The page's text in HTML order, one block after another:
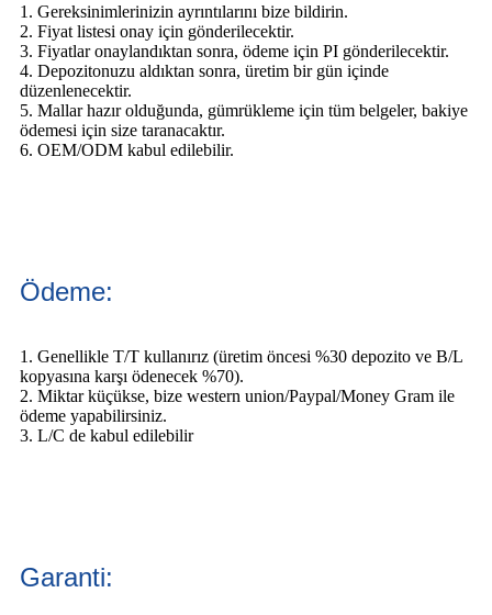
1. Gereksinimlerinizin ayrıntılarını bize bildirin.
2. Fiyat listesi onay için gönderilecektir.
3. Fiyatlar onaylandıktan sonra, ödeme için PI gönderilecektir.
4. Depozitonuzu aldıktan sonra, üretim bir gün içinde
düzenlenecektir.
5. Mallar hazır olduğunda, gümrükleme için tüm belgeler, bakiye
ödemesi için size taranacaktır.
6. OEM/ODM kabul edilebilir.
Ödeme:
1. Genellikle T/T kullanırız (üretim öncesi %30 depozito ve B/L
kopyasına karşı ödenecek %70).
2. Miktar küçükse, bize western union/Paypal/Money Gram ile
ödeme yapabilirsiniz.
3. L/C de kabul edilebilir
Garanti: